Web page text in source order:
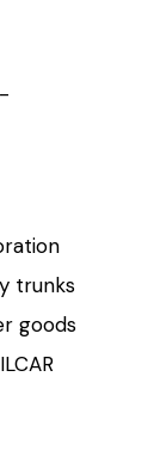
trunks
goods